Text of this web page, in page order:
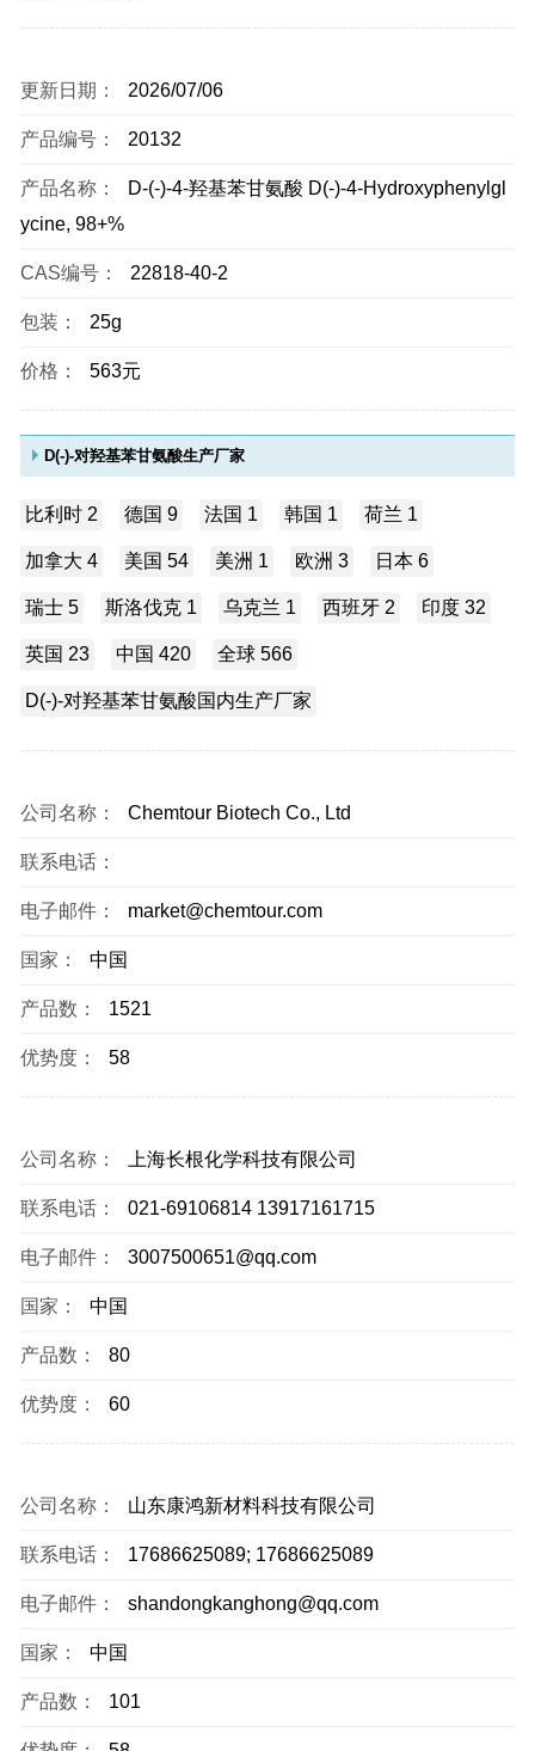
更新日期： 2026/07/06
产品编号： 20132
产品名称：
D-(-)-4-羟基苯甘氨酸 D(-)-4-Hydroxyphenylgl
ycine, 98+%
CAS编号： 22818-40-2
包装： 25g
价格： 563元
D(-)-对羟基苯甘氨酸生产厂家
比利时 2 德国 9 法国 1 韩国 1 荷兰 1
加拿大 4 美国 54 美洲 1 欧洲 3 日本 6
瑞士 5 斯洛伐克 1 乌克兰 1 西班牙 2 印度 32
英国 23 中国 420 全球 566
D(-)-对羟基苯甘氨酸国内生产厂家
公司名称： Chemtour Biotech Co., Ltd
联系电话：
电子邮件： market@chemtour.com
国家： 中国
产品数： 1521
优势度： 58
公司名称： 上海长根化学科技有限公司
联系电话： 021-69106814 13917161715
电子邮件： 3007500651@qq.com
国家： 中国
产品数： 80
优势度： 60
公司名称： 山东康鸿新材料科技有限公司
联系电话： 17686625089; 17686625089
电子邮件： shandongkanghong@qq.com
国家： 中国
产品数： 101